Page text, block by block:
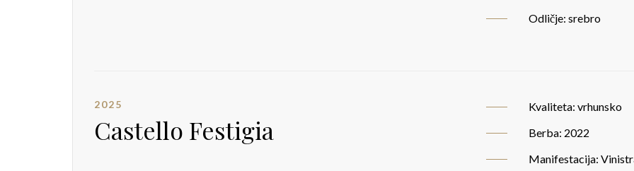
Odličje: srebro
2025
Castello Festigia
Kvaliteta: vrhunsko
Berba: 2022
Manifestacija: